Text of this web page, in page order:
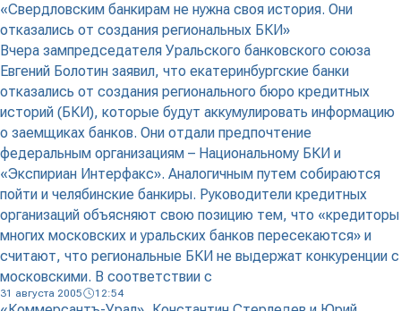
«Свердловским банкирам не нужна своя история. Они
отказались от создания региональных БКИ»
Вчера зампредседателя Уральского банковского союза
Евгений Болотин заявил, что екатеринбургские банки
отказались от создания регионального бюро кредитных
историй (БКИ), которые будут аккумулировать информацию
о заемщиках банков. Они отдали предпочтение
федеральным организациям – Национальному БКИ и
«Экспириан Интерфакс». Аналогичным путем собираются
пойти и челябинские банкиры. Руководители кредитных
организаций объясняют свою позицию тем, что «кредиторы
многих московских и уральских банков пересекаются» и
считают, что региональные БКИ не выдержат конкуренции с
московскими. В соответствии с
31 августа 2005 12:54